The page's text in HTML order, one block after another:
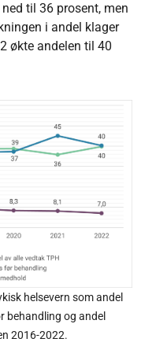
til 36 prosent, men
i andel klager
økte andelen til 40
helsevern som andel
behandling og andel
2016-2022.